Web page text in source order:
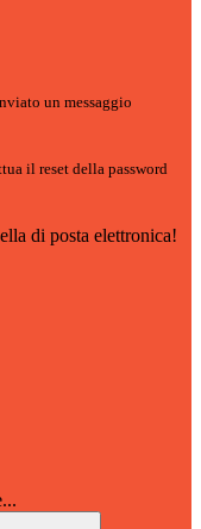
un messaggio
il reset della password
di posta elettronica!